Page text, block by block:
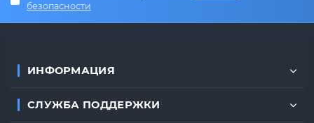
безопасности
ИНФОРМАЦИЯ
СЛУЖБА ПОДДЕРЖКИ